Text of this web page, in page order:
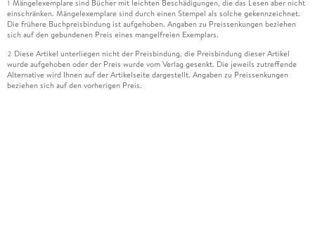
1 Mängelexemplare sind Bücher mit leichten Beschädigungen, die das Lesen aber nicht
einschränken. Mängelexemplare sind durch einen Stempel als solche gekennzeichnet.
Die frühere Buchpreisbindung ist aufgehoben. Angaben zu Preissenkungen beziehen
sich auf den gebundenen Preis eines mangelfreien Exemplars.
2 Diese Artikel unterliegen nicht der Preisbindung, die Preisbindung dieser Artikel
wurde aufgehoben oder der Preis wurde vom Verlag gesenkt. Die jeweils zutreffende
Alternative wird Ihnen auf der Artikelseite dargestellt. Angaben zu Preissenkungen
beziehen sich auf den vorherigen Preis.